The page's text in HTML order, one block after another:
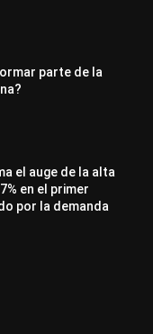
parte de la
el auge de la alta
en el primer
por la demanda